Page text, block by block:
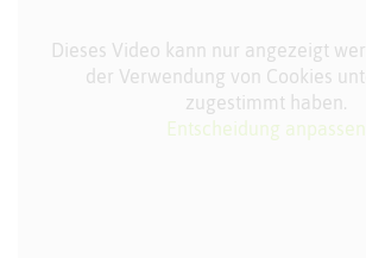
Dieses Video kann nur angezeigt
der Verwendung von Cookies
zugestimmt haben.
Entscheidung anpassen